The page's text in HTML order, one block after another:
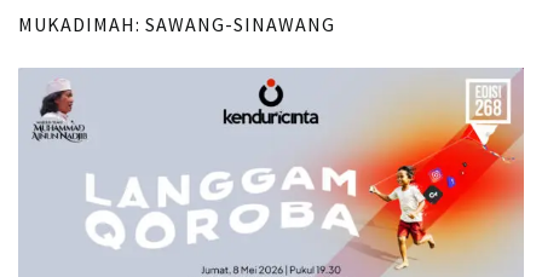
MUKADIMAH: SAWANG-SINAWANG